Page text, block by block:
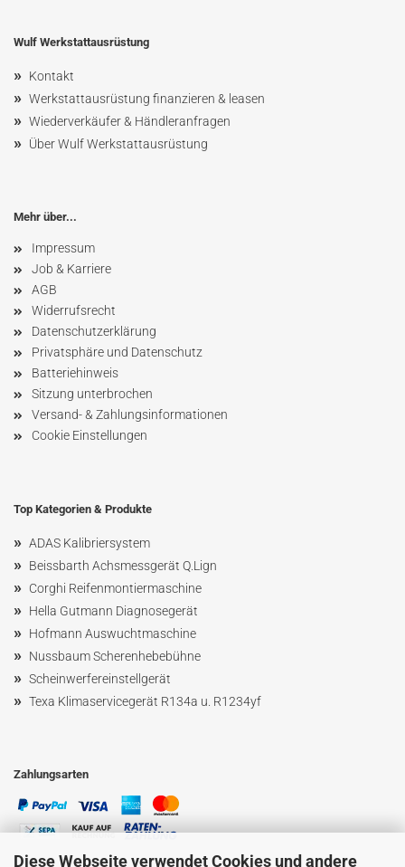
Diese Webseite verwendet Cookies und andere
Wulf Werkstattausrüstung
» Kontakt
» Werkstattausrüstung finanzieren & leasen
» Wiederverkäufer & Händleranfragen
» Über Wulf Werkstattausrüstung
Mehr über...
Impressum
Job & Karriere
AGB
Widerrufsrecht
Datenschutzerklärung
Privatsphäre und Datenschutz
Batteriehinweis
Sitzung unterbrochen
Versand- & Zahlungsinformationen
Cookie Einstellungen
Top Kategorien & Produkte
» ADAS Kalibriersystem
» Beissbarth Achsmessgerät Q.Lign
» Corghi Reifenmontiermaschine
» Hella Gutmann Diagnosegerät
» Hofmann Auswuchtmaschine
» NussbaumScherenhebebühne
» Scheinwerfereinstellgerät
» Texa Klimaservicegerät R134a u. R1234yf
Zahlungsarten